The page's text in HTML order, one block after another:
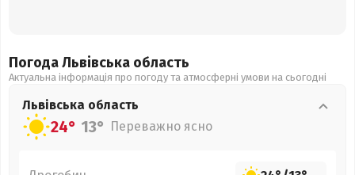
Погода Львівська область
Актуальна інформація про погоду та атмосферні умови на сьогодні
Львівська область
24° 13° Переважно ясно